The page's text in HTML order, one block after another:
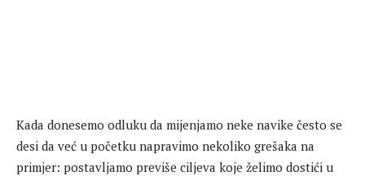
Kada donesemo odluku da mijenjamo neke navike često se
desi da već u početku napravimo nekoliko grešaka na
primjer: postavljamo previše ciljeva koje želimo dostići u